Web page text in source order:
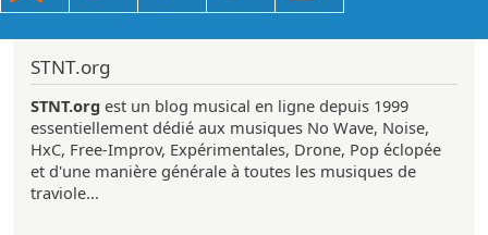
STNT.org
STNT.org est un blog musical en ligne depuis 1999
essentiellement dédié aux musiques No Wave, Noise,
HxC, Free-Improv, Expérimentales, Drone, Pop éclopée
et d'une manière générale à toutes les musiques de
traviole...